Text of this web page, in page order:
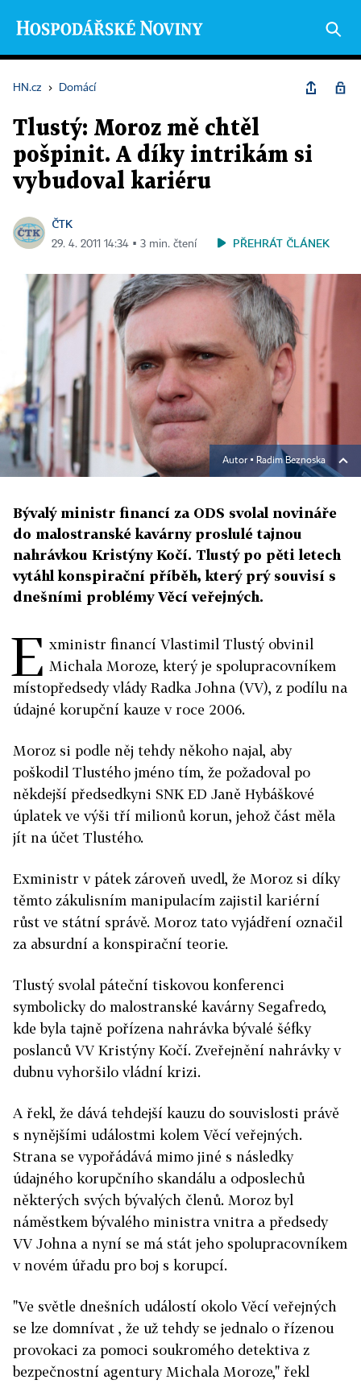
HN.cz › Domácí
Tlustý: Moroz mě chtěl
pošpinit. A díky intrikám si
vybudoval kariéru
ČTK
29. 4. 2011 14:34 ▪ 3 min. čtení PŘEHRÁT ČLÁNEK
Autor ▪ Radim Beznoska
Bývalý ministr financí za ODS svolal novináře
do malostranské kavárny proslulé tajnou
nahrávkou Kristýny Kočí. Tlustý po pěti letech
vytáhl konspirační příběh, který prý souvisí s
dnešními problémy Věcí veřejných.
E xministr financí Vlastimil Tlustý obvinil
Michala Moroze, který je spolupracovníkem
místopředsedy vlády Radka Johna (VV), z podílu na
údajné korupční kauze v roce 2006.
Moroz si podle něj tehdy někoho najal, aby
poškodil Tlustého jméno tím, že požadoval po
někdejší předsedkyni SNK ED Janě Hybáškové
úplatek ve výši tří milionů korun, jehož část měla
jít na účet Tlustého.
Exministr v pátek zároveň uvedl, že Moroz si díky
těmto zákulisním manipulacím zajistil kariérní
růst ve státní správě. Moroz tato vyjádření označil
za absurdní a konspirační teorie.
Tlustý svolal páteční tiskovou konferenci
symbolicky do malostranské kavárny Segafredo,
kde byla tajně pořízena nahrávka bývalé šéfky
poslanců VV Kristýny Kočí. Zveřejnění nahrávky v
dubnu vyhoršilo vládní krizi.
A řekl, že dává tehdejší kauzu do souvislosti právě
s nynějšími událostmi kolem Věcí veřejných.
Strana se vypořádává mimo jiné s následky
údajného korupčního skandálu a odposlechů
některých svých bývalých členů. Moroz byl
náměstkem bývalého ministra vnitra a předsedy
VV Johna a nyní se má stát jeho spolupracovníkem
v novém úřadu pro boj s korupcí.
"Ve světle dnešních událostí okolo Věcí veřejných
se lze domnívat , že už tehdy se jednalo o řízenou
provokaci za pomoci soukromého detektiva z
bezpečnostní agentury Michala Moroze," řekl